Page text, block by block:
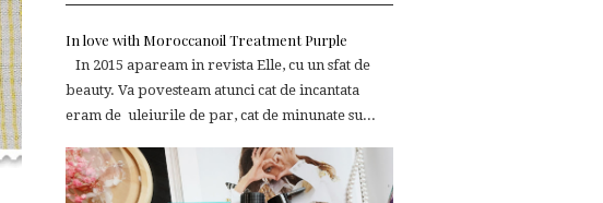
In love with Moroccanoil Treatment Purple
In 2015 apaream in revista Elle, cu un sfat de
beauty. Va povesteam atunci cat de incantata
eram de uleiurile de par, cat de minunate su...